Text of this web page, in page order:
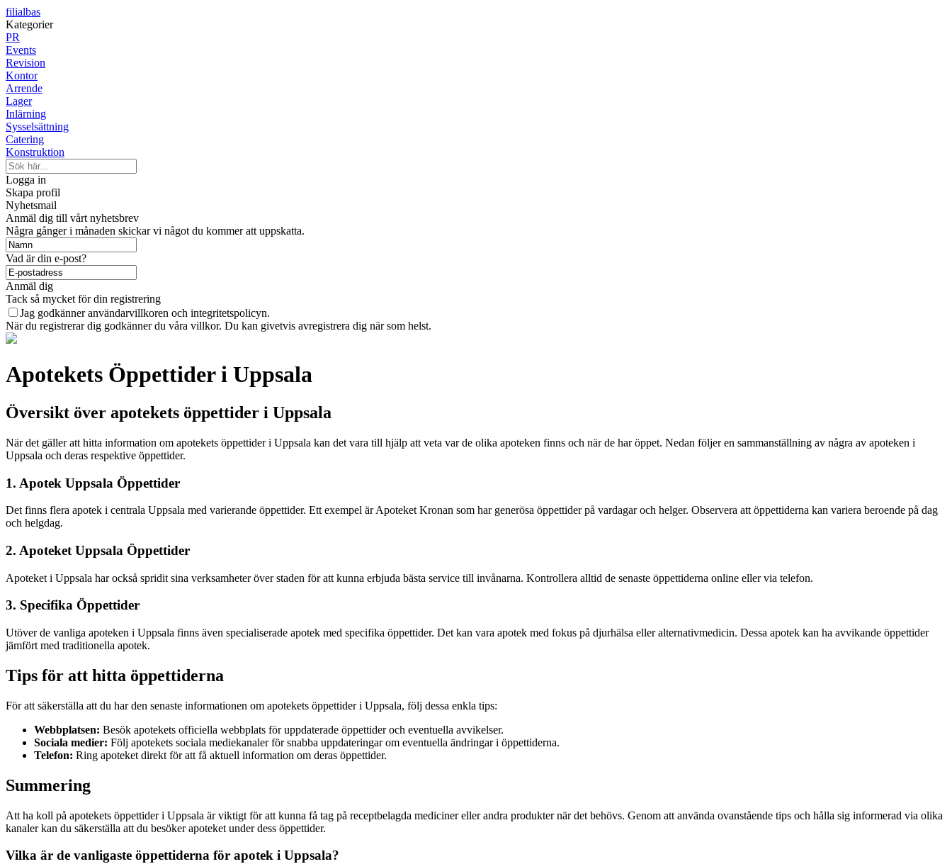
filialbas
Kategorier
PR
Events
Revision
Kontor
Arrende
Lager
Inlärning
Sysselsättning
Catering
Konstruktion
Logga in
Skapa profil
Nyhetsmail
Anmäl dig till vårt nyhetsbrev
Några gånger i månaden skickar vi något du kommer att uppskatta.
Vad är din e-post?
Anmäl dig
Tack så mycket för din registrering
Jag godkänner användarvillkoren och integritetspolicyn.
När du registrerar dig godkänner du våra villkor. Du kan givetvis avregistrera dig när som helst.
Apotekets Öppettider i Uppsala
Översikt över apotekets öppettider i Uppsala
När det gäller att hitta information om apotekets öppettider i Uppsala kan det vara till hjälp att veta var de olika apoteken finns och när de har öppet. Nedan följer en sammanställning av några av apoteken i
Uppsala och deras respektive öppettider.
1. Apotek Uppsala Öppettider
Det finns flera apotek i centrala Uppsala med varierande öppettider. Ett exempel är Apoteket Kronan som har generösa öppettider på vardagar och helger. Observera att öppettiderna kan variera beroende på dag
och helgdag.
2. Apoteket Uppsala Öppettider
Apoteket i Uppsala har också spridit sina verksamheter över staden för att kunna erbjuda bästa service till invånarna. Kontrollera alltid de senaste öppettiderna online eller via telefon.
3. Specifika Öppettider
Utöver de vanliga apoteken i Uppsala finns även specialiserade apotek med specifika öppettider. Det kan vara apotek med fokus på djurhälsa eller alternativmedicin. Dessa apotek kan ha avvikande öppettider
jämfört med traditionella apotek.
Tips för att hitta öppettiderna
För att säkerställa att du har den senaste informationen om apotekets öppettider i Uppsala, följ dessa enkla tips:
Webbplatsen: Besök apotekets officiella webbplats för uppdaterade öppettider och eventuella avvikelser.
Sociala medier: Följ apotekets sociala mediekanaler för snabba uppdateringar om eventuella ändringar i öppettiderna.
Telefon: Ring apoteket direkt för att få aktuell information om deras öppettider.
Summering
Att ha koll på apotekets öppettider i Uppsala är viktigt för att kunna få tag på receptbelagda mediciner eller andra produkter när det behövs. Genom att använda ovanstående tips och hålla sig informerad via olika
kanaler kan du säkerställa att du besöker apoteket under dess öppettider.
Vilka är de vanligaste öppettiderna för apotek i Uppsala?